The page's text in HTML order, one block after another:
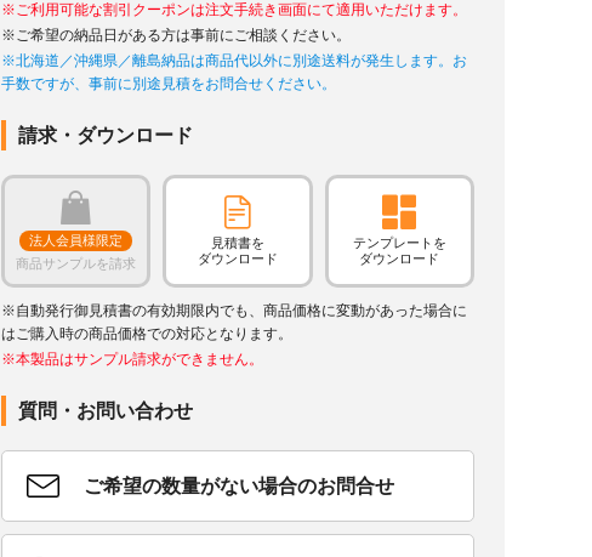
※ご利用可能な割引クーポンは注文手続き画面にて適用いただけます。
※ご希望の納品日がある方は事前にご相談ください。
※北海道／沖縄県／離島納品は商品代以外に別途送料が発生します。お
手数ですが、事前に別途見積をお問合せください。
請求・ダウンロード
法人会員様限定
商品サンプルを請求
見積書を
ダウンロード
テンプレートを
ダウンロード
※自動発行御見積書の有効期限内でも、商品価格に変動があった場合に
はご購入時の商品価格での対応となります。
※本製品はサンプル請求ができません。
質問・お問い合わせ
ご希望の数量がない場合のお問合せ